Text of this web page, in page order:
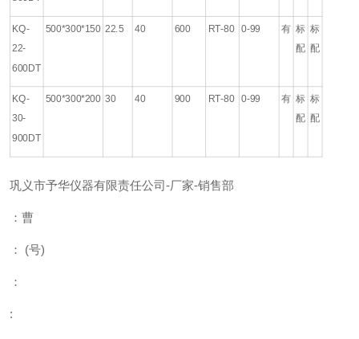
KQ-
22-
600DT
500*300*150 22.5 40 600 RT-80 0-99 有 标
配
标
配
KQ-
30-
900DT
500*300*200 30 40 900 RT-80 0-99 有 标
配
标
配
巩义市予华仪器有限责任公司-厂家-销售部
：曹
： (号)
：
: